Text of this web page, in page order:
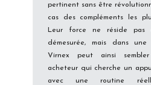
pertinent sans être
cas des compléments les
Leur force ne réside pas
démesurée, mais dans une
Virnex peut ainsi
acheteur qui cherche un
avec une routine